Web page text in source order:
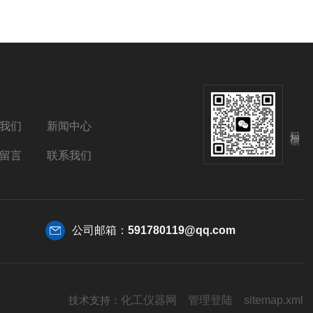
们 新闻中心
言 联系我们
公司邮箱： 591780119@qq.com
技术支持： 化工仪器网 管理登陆 sitemap.xml